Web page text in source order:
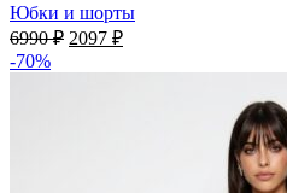
Юбки и шорты
6990₽ Первоначальная
составляла
2097 ₽Текущая
-70%